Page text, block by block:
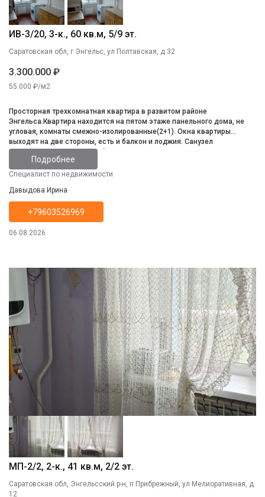
ИВ-3/20, 3-к., 60 кв.м, 5/9 эт.
Саратовская обл, г Энгельс, ул Полтавская, д 32
3.300.000 ₽
55.000 ₽/м2
Просторная трехкомнатная квартира в развитом районе
Энгельса.Квартира находится на пятом этаже панельного дома, не
угловая, комнаты смежно-изолированные(2+1). Окна квартиры
выходят на две стороны, есть и балкон и лоджия. Санузел
раздельный. Квартира требует косметического ремонта, но в целом
состояние жилое. Новому владельцу останется вся мебель, что на
фото. Тамбур на две квартиры. Территория двора благоустроена и
в пешей доступности.
Подробнее
Специалист по недвижимости
Давыдова Ирина
+79603526969
06.08.2026
МП-2/2, 2-к., 41 кв.м, 2/2 эт.
Саратовская обл, Энгельсский р-н, п Прибрежный, ул Мелиоративная, д
12